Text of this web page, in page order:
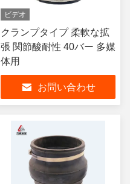
ビデオ
クランプタイプ 柔軟な拡
張 関節酸耐性 40バー 多媒
体用
お問い合わせ